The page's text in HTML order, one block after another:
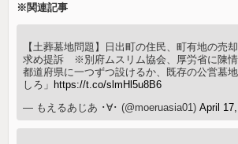
※関連記事
【土葬墓地問題】日出町の住民、町有地の売
求め提訴 ※別府ムスリム協会、厚労省に陳
都道府県に一つずつ設けるか、既存の公営墓
しろ」 https://t.co/slmHl5u8B6
— もえるあじあ ･∀･ (@moeruasia01)April